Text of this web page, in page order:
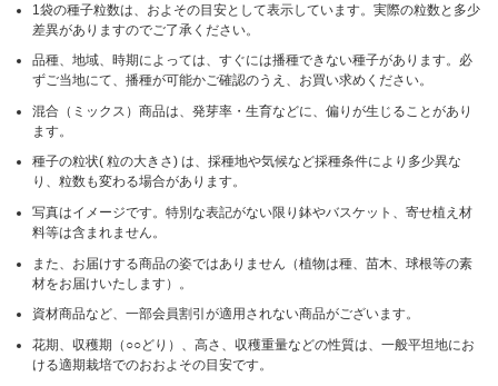
1袋の種子粒数は、およその目安として表示しています。実際の粒数と多少
差異がありますのでご了承ください。
品種、地域、時期によっては、すぐには播種できない種子があります。必
ずご当地にて、播種が可能かご確認のうえ、お買い求めください。
混合（ミックス）商品は、発芽率・生育などに、偏りが生じることがあり
ます。
種子の粒状( 粒の大きさ) は、採種地や気候など採種条件により多少異な
り、粒数も変わる場合があります。
写真はイメージです。特別な表記がない限り鉢やバスケット、寄せ植え材
料等は含まれません。
また、お届けする商品の姿ではありません（植物は種、苗木、球根等の素
材をお届けいたします）。
資材商品など、一部会員割引が適用されない商品がございます。
花期、収穫期（○○どり）、高さ、収穫重量などの性質は、一般平坦地にお
ける適期栽培でのおおよその目安です。